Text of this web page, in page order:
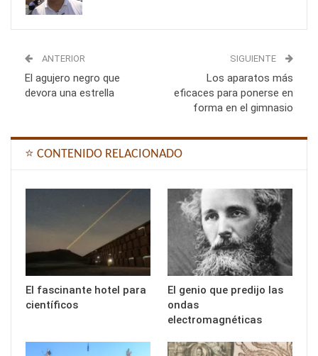
ANTERIOR
El agujero negro que
devora una estrella
SIGUIENTE
Los aparatos más
eficaces para ponerse en
forma en el gimnasio
⭐ CONTENIDO RELACIONADO
El fascinante hotel para
científicos
El genio que predijo las
ondas
electromagnéticas